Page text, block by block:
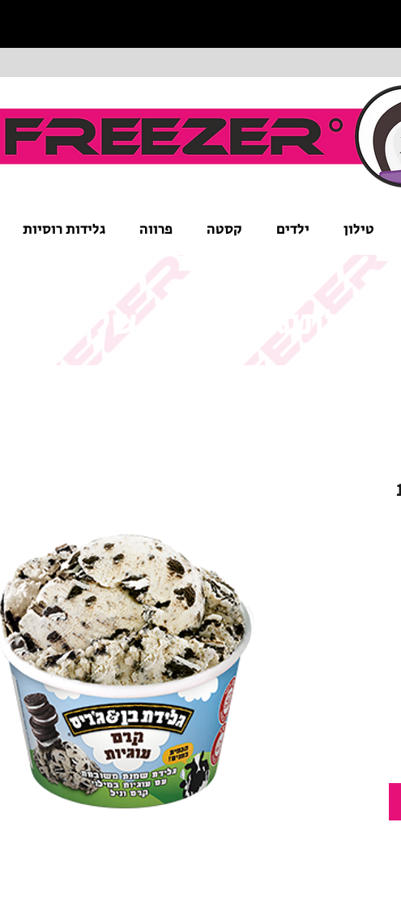
טילון ילדים קסטה פרווה גלידות רוסיות
לתנאי המבצע של המוצר